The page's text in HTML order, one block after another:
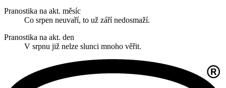
Pranostika na akt. měsíc
Co srpen neuvaří, to už září nedosmaží.
Pranostika na akt. den
V srpnu již nelze slunci mnoho věřit.